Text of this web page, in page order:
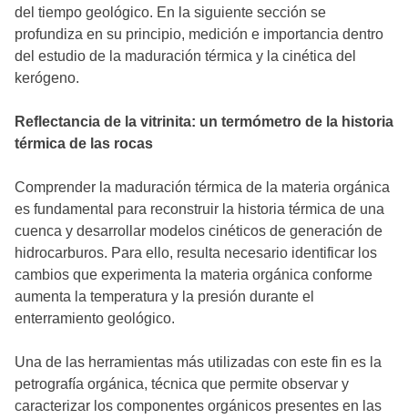
del tiempo geológico. En la siguiente sección se
profundiza en su principio, medición e importancia dentro
del estudio de la maduración térmica y la cinética del
kerógeno.
Reflectancia de la vitrinita: un termómetro de la historia
térmica de las rocas
Comprender la maduración térmica de la materia orgánica
es fundamental para reconstruir la historia térmica de una
cuenca y desarrollar modelos cinéticos de generación de
hidrocarburos. Para ello, resulta necesario identificar los
cambios que experimenta la materia orgánica conforme
aumenta la temperatura y la presión durante el
enterramiento geológico.
Una de las herramientas más utilizadas con este fin es la
petrografía orgánica, técnica que permite observar y
caracterizar los componentes orgánicos presentes en las